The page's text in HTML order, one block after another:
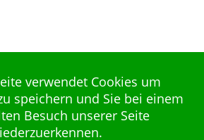
verwendet Cookies um
speichern und Sie bei einem
Besuch unserer Seite